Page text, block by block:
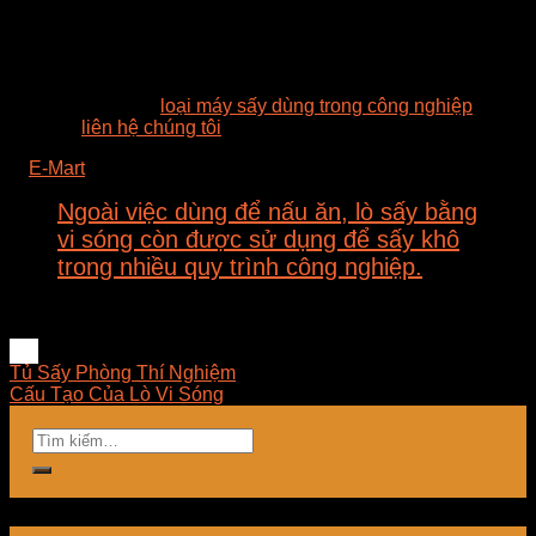
loại máy sấy dùng trong công nghiệp
liên hệ chúng tôi
E-Mart2015-2017
Ngoài việc dùng để nấu ăn, lò sấy bằng
vi sóng còn được sử dụng để sấy khô
trong nhiều quy trình công nghiệp.
Tủ Sấy Phòng Thí Nghiệm
Cấu Tạo Của Lò Vi Sóng